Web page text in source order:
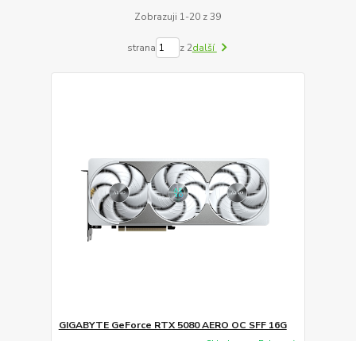
Zobrazuji 1-20 z 39
strana z 2další
GIGABYTE GeForce RTX 5080 AERO OC SFF 16G